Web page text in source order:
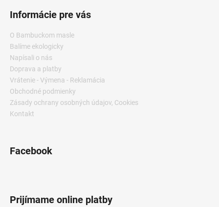
Informácie pre vás
O Bambuckom masle
Balíme ekologicky
Napísali o nás
Doprava a platby
Vrátenie - Výmena - Reklamácia
Obchodné podmienky
Zásady ochrany osobných údajov, Cookies
Kontakt
Facebook
Prijímame online platby